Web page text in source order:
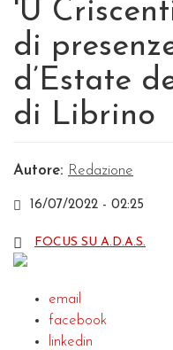
'U
di
d’Estate
di Librino
Autore: Redazione
16/07/2022 - 02:25
FOCUS SU A.D.A.S.
email
facebook
linkedin